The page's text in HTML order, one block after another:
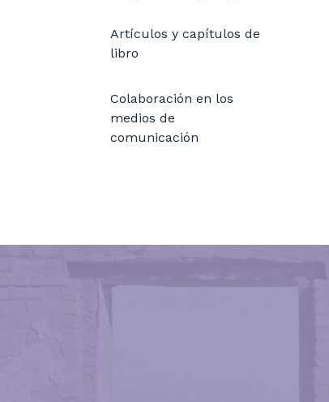
Artículos y capítulos de
libro
Colaboración en los
medios de
comunicación